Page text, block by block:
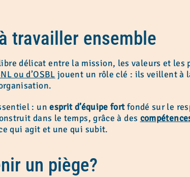
travailler ensemble
délicat entre la mission, les valeurs et les
ou d’OSBL jouent un rôle clé : ils veillent à
: unesprit d’équipe fortfondé sur le
dans le temps, grâce à des
qui agit et une qui subit.
un piège?